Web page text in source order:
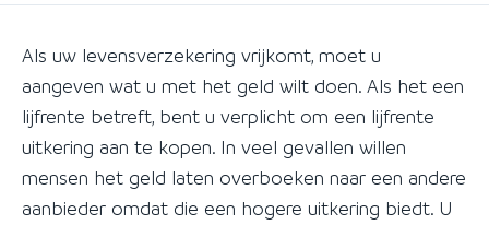
Als uw levensverzekering vrijkomt, moet u
aangeven wat u met het geld wilt doen. Als het een
lijfrente betreft, bent u verplicht om een lijfrente
uitkering aan te kopen. In veel gevallen willen
mensen het geld laten overboeken naar een andere
aanbieder omdat die een hogere uitkering biedt. U